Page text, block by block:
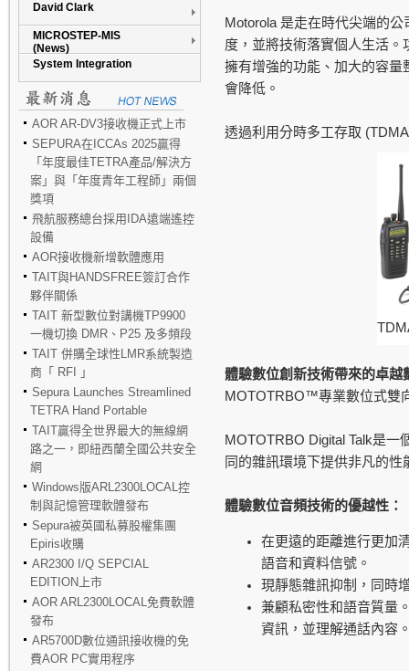
David Clark
MICROSTEP-MIS
(News)
System Integration
AOR AR-DV3接收機正式上市
SEPURA在ICCAs 2025贏得
「年度最佳TETRA產品/解決方
案」與「年度青年工程師」兩個
獎項
飛航服務總台採用IDA遠端遙控
設備
AOR接收機新增軟體應用
TAIT與HANDSFREE簽訂合作
夥伴關係
TAIT 新型數位對講機TP9900
一機切換 DMR、P25 及多頻段
TAIT 併購全球性LMR系統製造
商「 RFI 」
Sepura Launches Streamlined
TETRA Hand Portable
TAIT贏得全世界最大的無線網
路之一，即紐西蘭全國公共安全
網
Windows版ARL2300LOCAL控
制與記憶管理軟體發布
Sepura被英國私募股權集團
Epiris收購
AR2300 I/Q SEPCIAL
EDITION上市
AOR ARL2300LOCAL免費軟體
發布
AR5700D數位通訊接收機的免
費AOR PC實用程序
Motorola 是走在時代尖端的公
度，並將技術落實個人生活
擁有增強的功能、加大的容量
會降低。
透過利用分時多工存取
體驗數位創新技術帶來的卓越
MOTOTRBO™專業數位式雙
MOTOTRBO Digital Talk是一
同的雜訊環境下提供非凡的
體驗數位音頻技術的優越性：
在更遠的距離進行更加
語音和資料信號。
現靜態雜訊抑制，同時
兼顧私密性和語音質量
資訊，並理解通話內容